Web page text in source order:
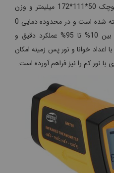
بنتک در ابعاد کوچک 50*111*172 میلیمتر و وزن
سبک (147.5 گرم) طراحی و ساخته شده است و در محدوده دمایی 0
تا 40 درجه سلسیوس و رطوبت بین 10% تا 95% عملکرد دقیق و
خوانا و نور پس زمینه امکان
با نور کم را نیز فراهم آورده است.